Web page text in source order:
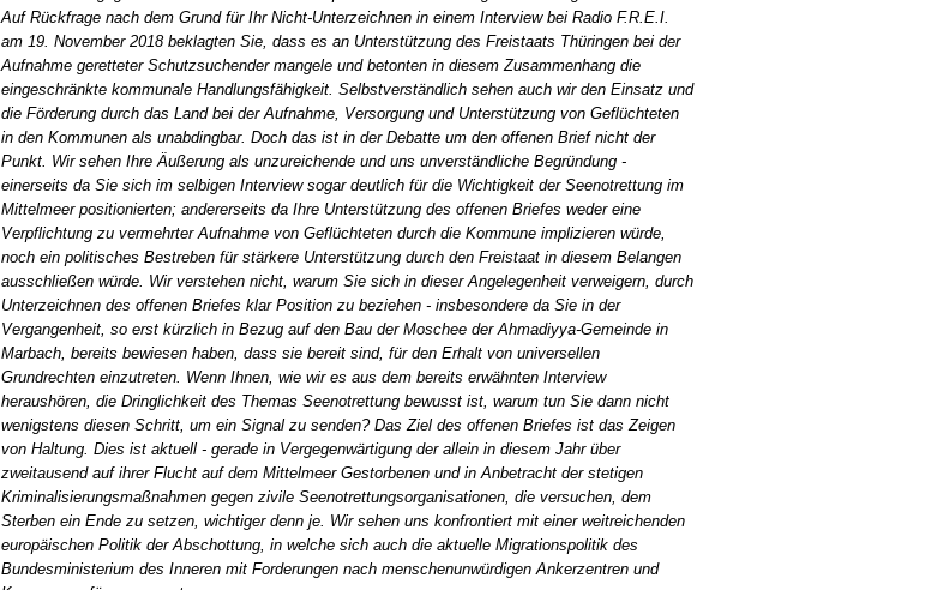
Auf Rückfrage nach dem Grund für Ihr Nicht-Unterzeichnen in einem Interview bei Radio F.R.E.I.
am 19. November 2018 beklagten Sie, dass es an Unterstützung des Freistaats Thüringen bei der
Aufnahme geretteter Schutzsuchender mangele und betonten in diesem Zusammenhang die
eingeschränkte kommunale Handlungsfähigkeit. Selbstverständlich sehen auch wir den Einsatz und
die Förderung durch das Land bei der Aufnahme, Versorgung und Unterstützung von Geflüchteten
in den Kommunen als unabdingbar. Doch das ist in der Debatte um den offenen Brief nicht der
Punkt. Wir sehen Ihre Äußerung als unzureichende und uns unverständliche Begründung -
einerseits da Sie sich im selbigen Interview sogar deutlich für die Wichtigkeit der Seenotrettung im
Mittelmeer positionierten; andererseits da Ihre Unterstützung des offenen Briefes weder eine
Verpflichtung zu vermehrter Aufnahme von Geflüchteten durch die Kommune implizieren würde,
noch ein politisches Bestreben für stärkere Unterstützung durch den Freistaat in diesem Belangen
ausschließen würde. Wir verstehen nicht, warum Sie sich in dieser Angelegenheit verweigern, durch
Unterzeichnen des offenen Briefes klar Position zu beziehen - insbesondere da Sie in der
Vergangenheit, so erst kürzlich in Bezug auf den Bau der Moschee der Ahmadiyya-Gemeinde in
Marbach, bereits bewiesen haben, dass sie bereit sind, für den Erhalt von universellen
Grundrechten einzutreten. Wenn Ihnen, wie wir es aus dem bereits erwähnten Interview
heraushören, die Dringlichkeit des Themas Seenotrettung bewusst ist, warum tun Sie dann nicht
wenigstens diesen Schritt, um ein Signal zu senden? Das Ziel des offenen Briefes ist das Zeigen
von Haltung. Dies ist aktuell - gerade in Vergegenwärtigung der allein in diesem Jahr über
zweitausend auf ihrer Flucht auf dem Mittelmeer Gestorbenen und in Anbetracht der stetigen
Kriminalisierungsmaßnahmen gegen zivile Seenotrettungsorganisationen, die versuchen, dem
Sterben ein Ende zu setzen, wichtiger denn je. Wir sehen uns konfrontiert mit einer weitreichenden
europäischen Politik der Abschottung, in welche sich auch die aktuelle Migrationspolitik des
Bundesministerium des Inneren mit Forderungen nach menschenunwürdigen Ankerzentren und